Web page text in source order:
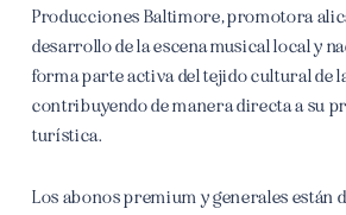
Producciones Baltimore, promotora
desarrollo de la escena musical local y
forma parte activa del tejido cultural de
contribuyendo de manera directa a su
turística.
Los abonos premium y generales están